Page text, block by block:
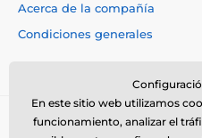
Acerca de la compañía
Condiciones generales
En este sitio web utilizamos
funcionamiento, analizar el